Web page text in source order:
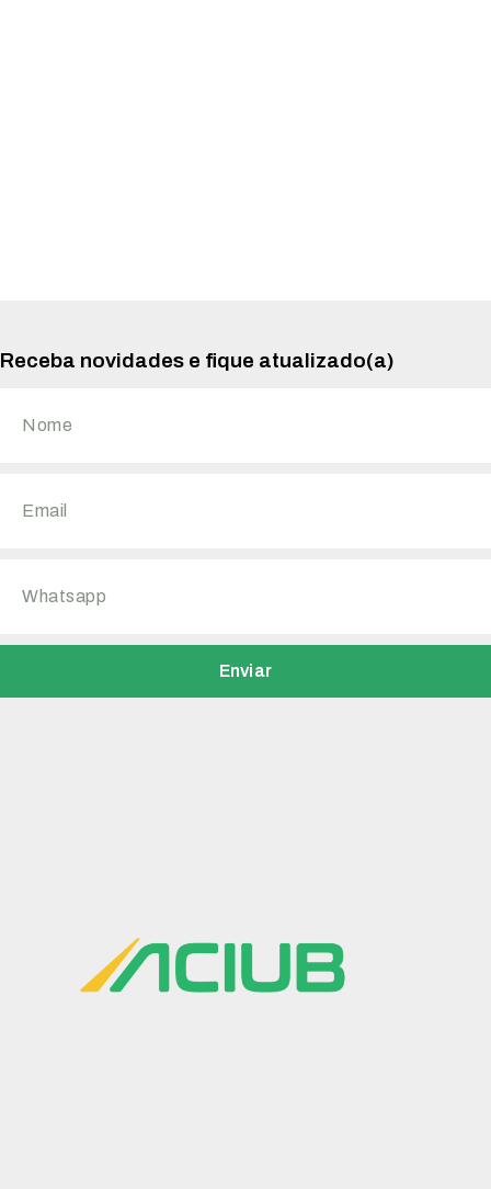
Receba novidades e fique atualizado(a)
Enviar